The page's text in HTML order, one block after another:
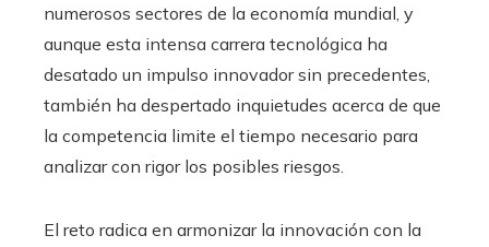
numerosos sectores de la economía mundial, y
aunque esta intensa carrera tecnológica ha
desatado un impulso innovador sin precedentes,
también ha despertado inquietudes acerca de que
la competencia limite el tiempo necesario para
analizar con rigor los posibles riesgos.
El reto radica en armonizar la innovación con la